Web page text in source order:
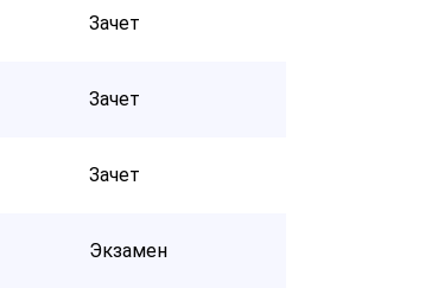
Зачет
Зачет
Зачет
Экзамен